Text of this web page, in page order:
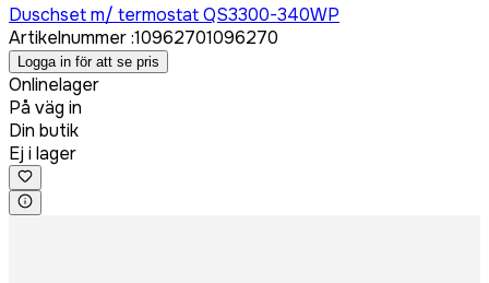
Duschset m/ termostat QS3300-340WP
Artikelnummer:10962701096270
Logga in för att se pris
Onlinelager
På väg in
Din butik
Ej i lager